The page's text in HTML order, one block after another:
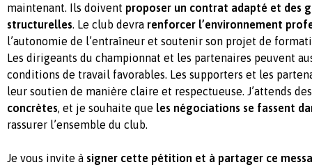
maintenant. Ils doivent proposer un contrat adapté et des
structurelles. Le club devra renforcer l’environnement
l’autonomie de l’entraîneur et soutenir son projet de
Les dirigeants du championnat et les partenaires peuvent
conditions de travail favorables. Les supporters et les
leur soutien de manière claire et respectueuse. J’attends
concrètes, et je souhaite que les négociations se fassent
rassurer l’ensemble du club.
Je vous invite à signer cette pétition et à partager ce